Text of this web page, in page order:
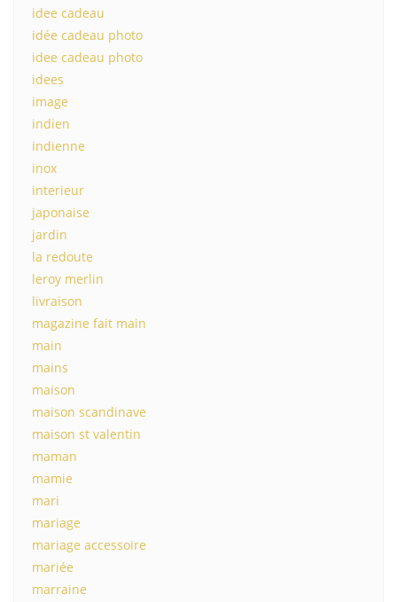
idee cadeau
idée cadeau photo
idee cadeau photo
idees
image
indien
indienne
inox
interieur
japonaise
jardin
la redoute
leroy merlin
livraison
magazine fait main
main
mains
maison
maison scandinave
maison st valentin
maman
mamie
mari
mariage
mariage accessoire
mariée
marraine